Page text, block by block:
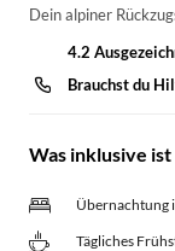
Dein alpiner
4.2
Brauchst du
Was inklusive ist
Übernachtung
Tägliches